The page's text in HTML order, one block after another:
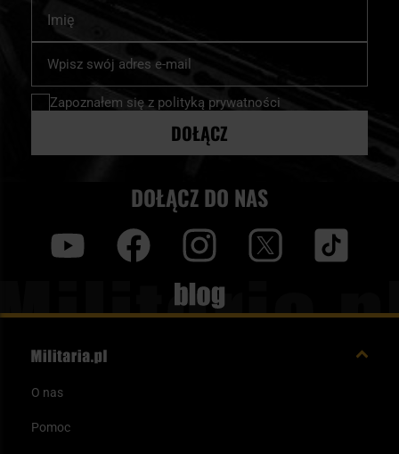
nasz
newsletter:
Zapoznałem się z polityką prywatności
DOŁĄCZ
DOŁĄCZ DO NAS
Blog
O nas
Pomoc